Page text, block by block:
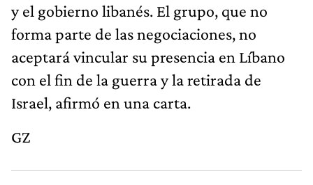
y el gobierno libanés. El grupo, que no
forma parte de las negociaciones, no
aceptará vincular su presencia en Líbano
con el fin de la guerra y la retirada de
Israel, afirmó en una carta.
GZ